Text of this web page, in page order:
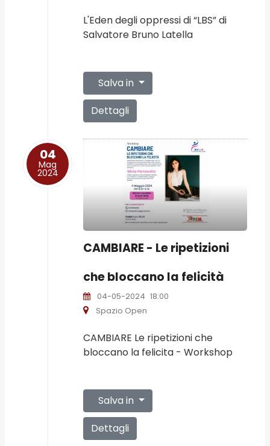
L'Eden degli oppressi di “LBS” di
Salvatore Bruno Latella
Salva in
Dettagli
04
Mag
2024
CAMBIARE - Le ripetizioni
che bloccano la felicità
04-05-2024 18:00
Spazio Open
CAMBIARE Le ripetizioni che
bloccano la felicita - Workshop
Salva in
Dettagli